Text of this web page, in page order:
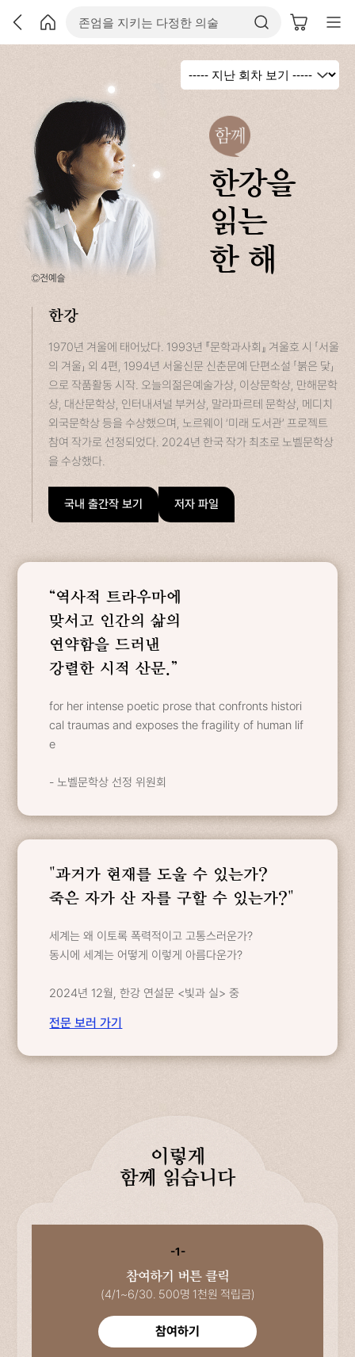
한강을
읽는
한 해
한강
1970년 겨울에 태어났다. 1993년 『문학과사회』 겨울호 시 「서울
의 겨울」 외 4편, 1994년 서울신문 신춘문예 단편소설 「붉은 닻」
으로 작품활동 시작. 오늘의젊은예술가상, 이상문학상, 만해문학
상, 대산문학상, 인터내셔널 부커상, 말라파르테 문학상, 메디치
외국문학상 등을 수상했으며, 노르웨이 ‘미래 도서관’ 프로젝트
참여 작가로 선정되었다. 2024년 한국 작가 최초로 노벨문학상
을 수상했다.
국내 출간작 보기 저자 파일
“역사적 트라우마에
맞서고 인간의 삶의
연약함을 드러낸
강렬한 시적 산문.”
for her intense poetic prose that confronts histori
cal traumas and exposes the fragility of human lif
e
- 노벨문학상 선정 위원회
"과거가 현재를 도울 수 있는가?
죽은 자가 산 자를 구할 수 있는가?"
세계는 왜 이토록 폭력적이고 고통스러운가?
동시에 세계는 어떻게 이렇게 아름다운가?
2024년 12월, 한강 연설문 <빛과 실> 중
전문 보러 가기
이렇게
함께 읽습니다
-1-
참여하기 버튼 클릭
(4/1~6/30. 500명 1천원 적립금)
참여하기